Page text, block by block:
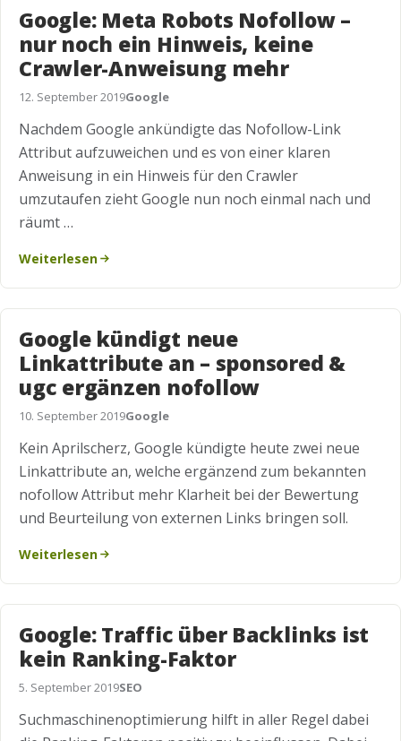
Google: Meta Robots Nofollow –
nur noch ein Hinweis, keine
Crawler-Anweisung mehr
12. September 2019Google
Nachdem Google ankündigte das Nofollow-Link
Attribut aufzuweichen und es von einer klaren
Anweisung in ein Hinweis für den Crawler
umzutaufen zieht Google nun noch einmal nach und
räumt …
Weiterlesen
Google kündigt neue
Linkattribute an – sponsored &
ugc ergänzen nofollow
10. September 2019Google
Kein Aprilscherz, Google kündigte heute zwei neue
Linkattribute an, welche ergänzend zum bekannten
nofollow Attribut mehr Klarheit bei der Bewertung
und Beurteilung von externen Links bringen soll.
Weiterlesen
Google: Traffic über Backlinks ist
kein Ranking-Faktor
5. September 2019SEO
Suchmaschinenoptimierung hilft in aller Regel dabei